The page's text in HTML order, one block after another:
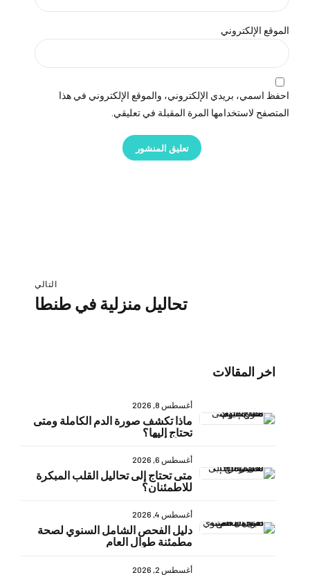
الموقع الإلكتروني
احفظ اسمي، بريدي الإلكتروني، والموقع الإلكتروني في هذا
المتصفح لاستخدامها المرة المقبلة في تعليقي.
تعليق المنشور
التالي
تحاليل منزلية في طنطا
اخر المقالات
أغسطس 8, 2026
ماذا تكشف صورة الدم الكاملة ومتى
تحتاج إليها؟
أغسطس 6, 2026
متى تحتاج إلى تحاليل القلب المبكرة
للاطمئنان؟
أغسطس 4, 2026
دليل الفحص الشامل السنوي لصحة
مطمئنة طوال العام
أغسطس 2, 2026